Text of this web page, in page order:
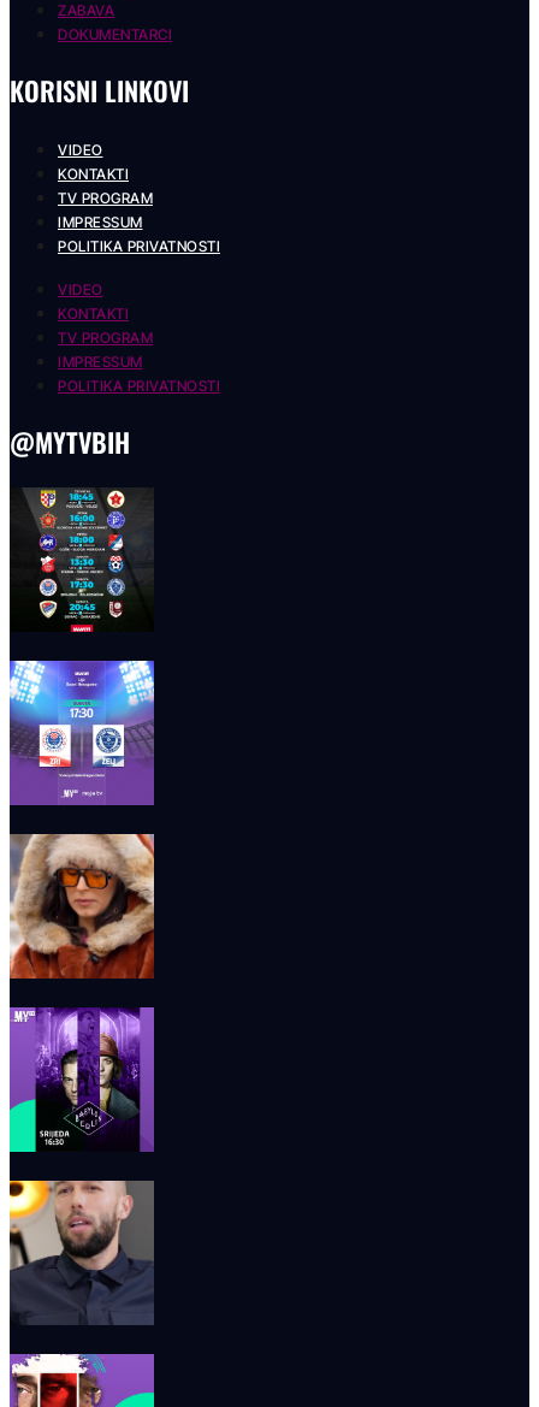
ZABAVA
DOKUMENTARCI
KORISNI LINKOVI
VIDEO
KONTAKTI
TV PROGRAM
IMPRESSUM
POLITIKA PRIVATNOSTI
VIDEO
KONTAKTI
TV PROGRAM
IMPRESSUM
POLITIKA PRIVATNOSTI
@MYTVBIH